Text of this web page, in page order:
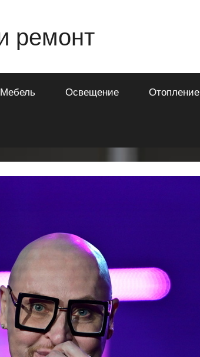
ремонт
Мебель Освещение Отопление